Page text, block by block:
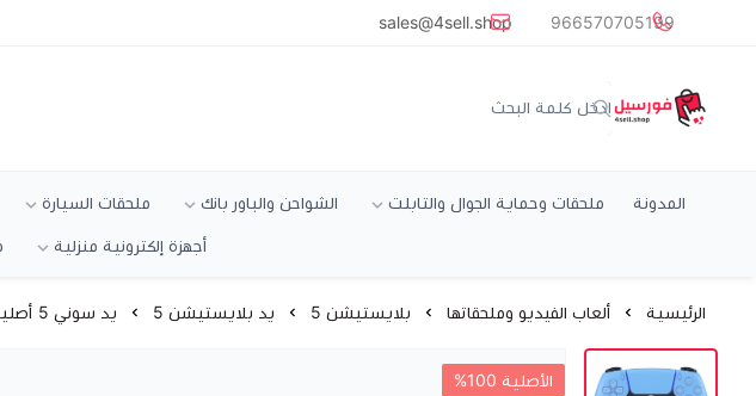
common.titles.skip_to_main_content
966570705199
sales@4sell.shop
متجر فورسيل
المدونة ملحقات وحماية الجوال والتابلت الشواحن والباور بانك ملحقات السيارة
أجهزة إلكترونية منزلية
الرئيسية ألعاب الفيديو وملحقاتها بلايستيشن 5 يد بلايستيشن 5 يد سوني 5 أصلية DualSense أزرق نجمي Starlight Blue – وحدة تحكم PS5
الأصلية 100%